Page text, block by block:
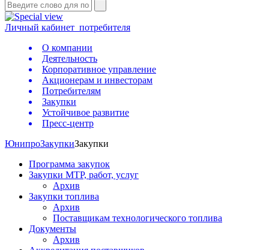
Личный кабинет потребителя
О компании
Деятельность
Корпоративное управление
Акционерам и инвесторам
Потребителям
Закупки
Устойчивое развитие
Пресс-центр
ЮнипроЗакупкиЗакупки
Программа закупок
Закупки МТР, работ, услуг
Архив
Закупки топлива
Архив
Поставщикам технологического топлива
Документы
Архив